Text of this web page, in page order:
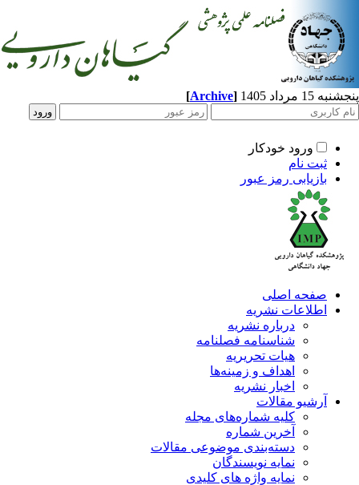
مرداد 1405 [Archive]
ورود خودکار
ثبت نام
بازیابی رمز عبور
صفحه اصلی
اطلاعات نشریه
درباره نشریه
شناسنامه فصلنامه
هیات تحریریه
اهداف و زمینه‌ها
اخبار نشریه
آرشیو مقالات
کلیه شماره‌های مجله
آخرین شماره
دسته‌بندی موضوعی مقالات
نمایه نویسندگان
نمایه واژه های کلیدی